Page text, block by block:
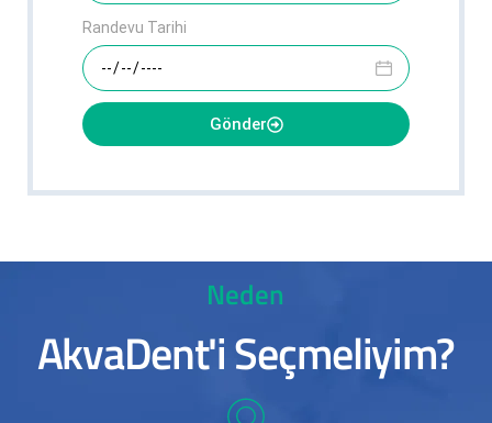
Randevu Tarihi
Gönder
Neden
AkvaDent'i Seçmeliyim?